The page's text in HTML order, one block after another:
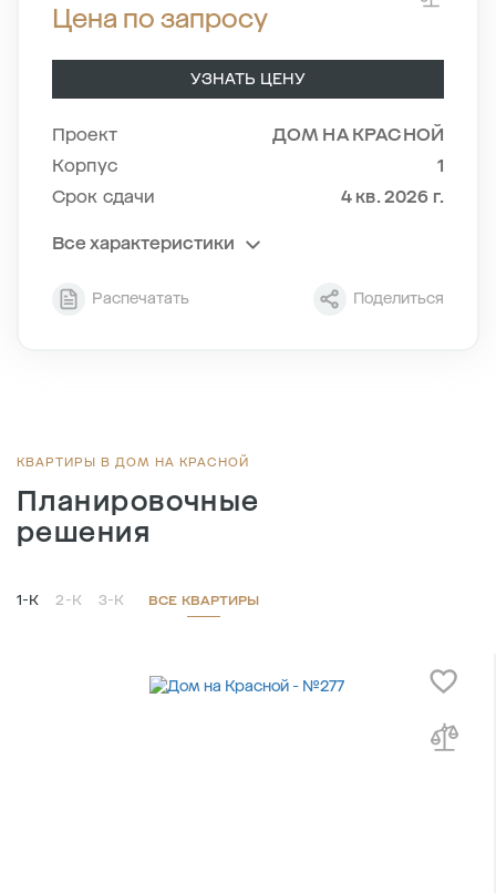
Цена по запросу
УЗНАТЬ ЦЕНУ
Проект
ДОМ НА КРАСНОЙ
Корпус
1
Срок сдачи
4 кв. 2026 г.
Все характеристики
Секция
2
Распечатать Поделиться
КВАРТИРЫ В ДОМ НА КРАСНОЙ
Планировочные
решения
1-К 2-К 3-К ВСЕ КВАРТИРЫ